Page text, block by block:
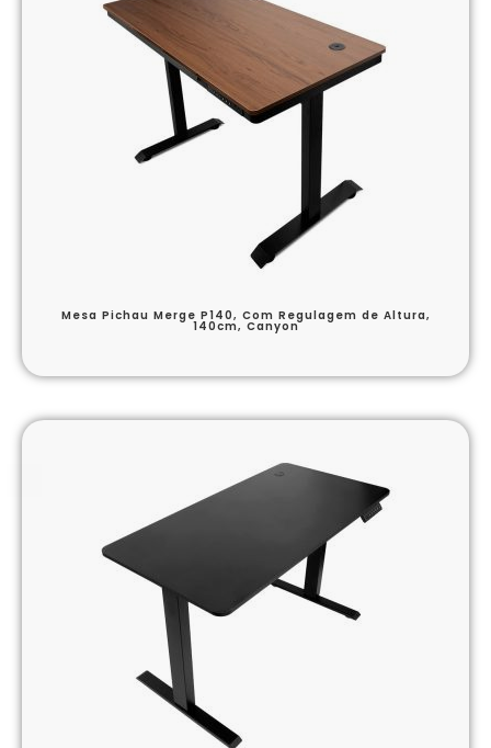
Mesa Pichau Merge P140, Com Regulagem de Altura,
140cm, Canyon